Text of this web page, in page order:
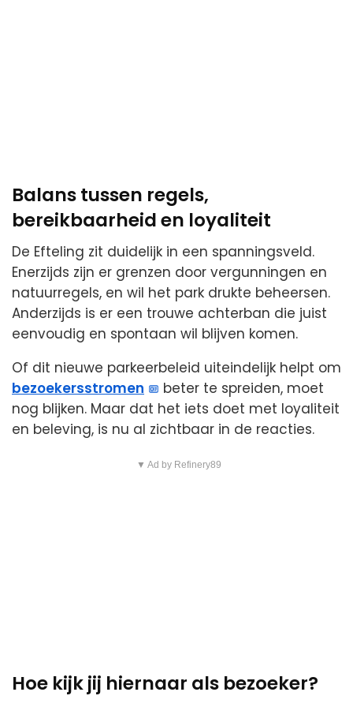
Balans tussen regels,
bereikbaarheid en loyaliteit
De Efteling zit duidelijk in een spanningsveld.
Enerzijds zijn er grenzen door vergunningen en
natuurregels, en wil het park drukte beheersen.
Anderzijds is er een trouwe achterban die juist
eenvoudig en spontaan wil blijven komen.
Of dit nieuwe parkeerbeleid uiteindelijk helpt om
bezoekersstromen
beter te spreiden, moet
nog blijken. Maar dat het iets doet met loyaliteit
en beleving, is nu al zichtbaar in de reacties.
▼ Ad by Refinery89
Hoe kijk jij hiernaar als bezoeker?